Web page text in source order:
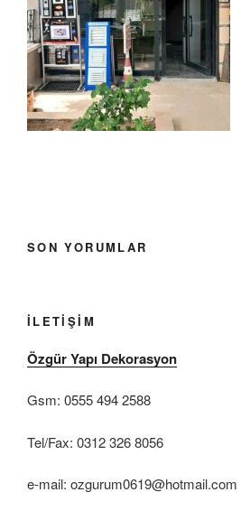
SON YORUMLAR
İLETIŞIM
Özgür Yapı Dekorasyon
Gsm: 0555 494 2588
Tel/Fax: 0312 326 8056
e-mail: ozgurum0619@hotmail.com